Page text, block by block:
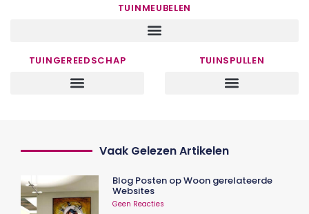
TUINMEUBELEN
TUINGEREEDSCHAP TUINSPULLEN
Vaak Gelezen Artikelen
Blog Posten op Woon gerelateerde
Websites
Geen Reacties